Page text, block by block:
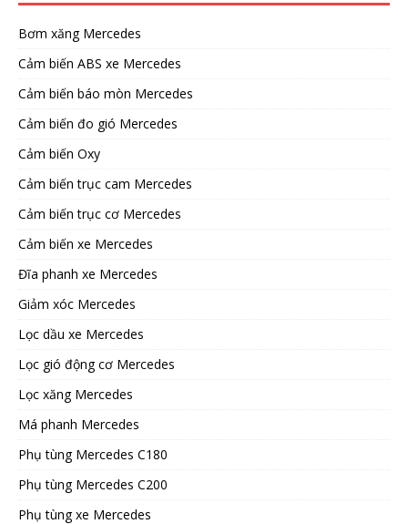
Bơm xăng Mercedes
Cảm biến ABS xe Mercedes
Cảm biến báo mòn Mercedes
Cảm biến đo gió Mercedes
Cảm biến Oxy
Cảm biến trục cam Mercedes
Cảm biến trục cơ Mercedes
Cảm biến xe Mercedes
Đĩa phanh xe Mercedes
Giảm xóc Mercedes
Lọc dầu xe Mercedes
Lọc gió động cơ Mercedes
Lọc xăng Mercedes
Má phanh Mercedes
Phụ tùng Mercedes C180
Phụ tùng Mercedes C200
Phụ tùng xe Mercedes